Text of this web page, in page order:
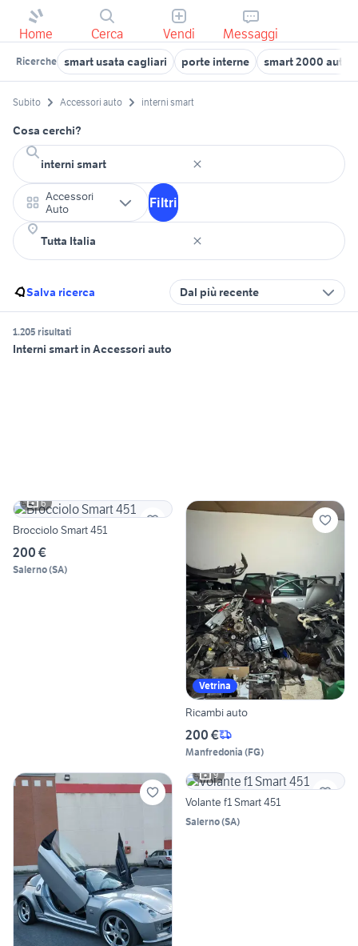
Home Cerca Vendi Messaggi
Ricerche smart usata cagliari porte interne smart 2000 auto
Subito Accessori auto interni smart
Cosa cerchi?
Accessori
Auto
Filtri
Salva ricerca Dal più recente
1.205 risultati
Interni smart in Accessori auto
6
Brocciolo Smart 451
200 €
Salerno(SA)
Vetrina
Ricambi auto
200 €
Manfredonia (FG)
9
Volante f1 Smart 451
Salerno(SA)